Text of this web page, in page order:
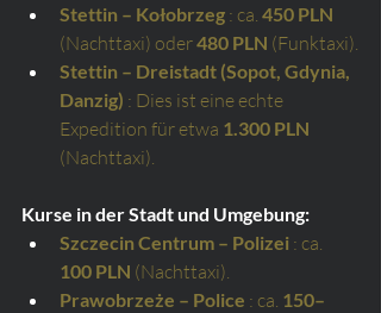
Stettin – Kołobrzeg : ca. 450 PLN
(Nachttaxi) oder480 PLN (Funktaxi).
Stettin – Dreistadt (Sopot, Gdynia,
Danzig) : Dies ist eine echte
Expedition für etwa 1.300 PLN
(Nachttaxi).
Kurse in der Stadt und Umgebung:
Szczecin Centrum – Polizei : ca.
100 PLN (Nachttaxi).
Prawobrzeże – Police : ca. 150–